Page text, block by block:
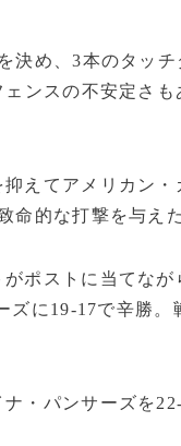
決め、3本のタッ
ンスの不安定さ
えてアメリカン
命的な打撃を与えた
ポストに当てな
ズに19-17で辛勝
・パンサーズを